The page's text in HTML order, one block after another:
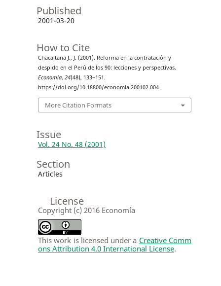
Published
2001-03-20
How to Cite
Chacaltana J., J. (2001). Reforma en la contratación y
despido en el Perú de los 90: lecciones y perspectivas.
Economia, 24(48), 133–151.
https://doi.org/10.18800/economia.200102.004
More Citation Formats
Issue
Vol. 24 No. 48 (2001)
Section
Articles
License
Copyright (c) 2016 Economía
This work is licensed under a Creative Comm
ons Attribution 4.0 International License.